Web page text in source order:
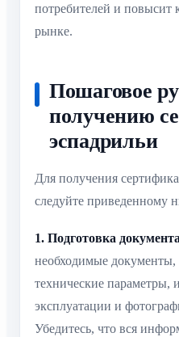
потребителей и повысит
рынке.
Пошаговое
получению
эспадрильи
Для получения
следуйте приведенному
1. Подготовка
необходимые
технические параметры,
эксплуатации и
Убедитесь, что вся